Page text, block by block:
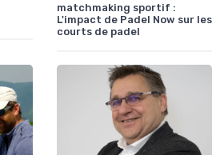
matchmaking sportif :
L'impact de Padel Now sur les
courts de padel